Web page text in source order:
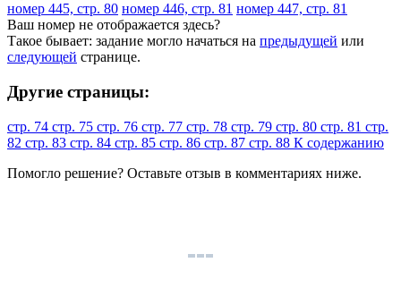
номер 445, стр. 80 номер 446, стр. 81 номер 447, стр. 81
Ваш номер не отображается здесь?
Такое бывает: задание могло начаться на предыдущей или
следующей странице.
Другие страницы:
стр. 74 стр. 75 стр. 76 стр. 77 стр. 78 стр. 79 стр. 80 стр. 81 стр.
82 стр. 83 стр. 84 стр. 85 стр. 86 стр. 87 стр. 88 К содержанию
Помогло решение? Оставьте отзыв в комментариях ниже.